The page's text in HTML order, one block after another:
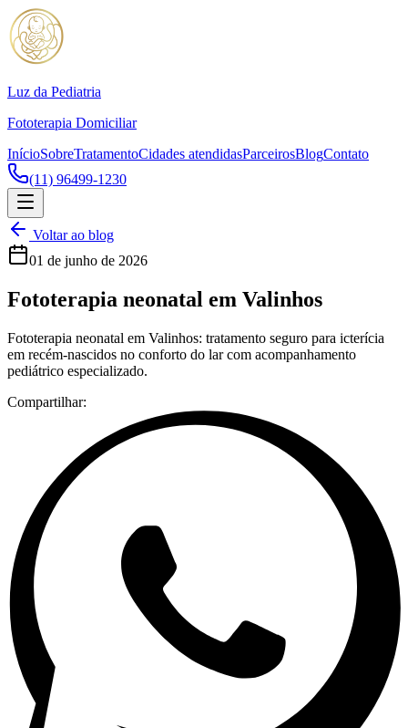
Luz da Pediatria
Fototerapia Domiciliar
InícioSobreTratamentoCidades atendidasParceirosBlogContato
(11) 96499-1230
Voltar ao blog
01 de junho de 2026
Fototerapia neonatal em Valinhos
Fototerapia neonatal em Valinhos: tratamento seguro para icterícia
em recém-nascidos no conforto do lar com acompanhamento
pediátrico especializado.
Compartilhar: